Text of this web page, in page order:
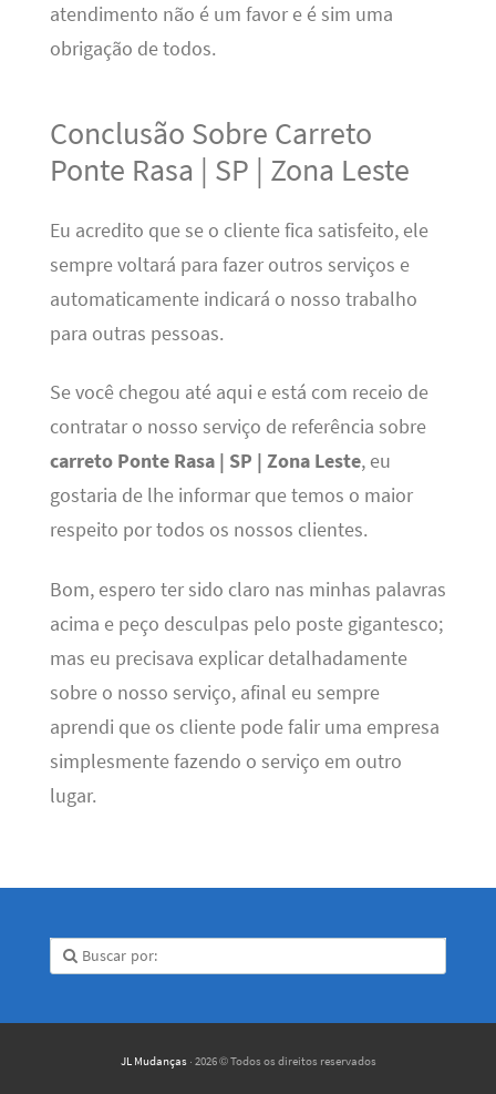
atendimento não é um favor e é sim uma
obrigação de todos.
Conclusão Sobre Carreto
Ponte Rasa | SP | Zona Leste
Eu acredito que se o cliente fica satisfeito, ele
sempre voltará para fazer outros serviços e
automaticamente indicará o nosso trabalho
para outras pessoas.
Se você chegou até aqui e está com receio de
contratar o nosso serviço de referência sobre
carreto Ponte Rasa | SP | Zona Leste, eu
gostaria de lhe informar que temos o maior
respeito por todos os nossos clientes.
Bom, espero ter sido claro nas minhas palavras
acima e peço desculpas pelo poste gigantesco;
mas eu precisava explicar detalhadamente
sobre o nosso serviço, afinal eu sempre
aprendi que os cliente pode falir uma empresa
simplesmente fazendo o serviço em outro
lugar.
JL Mudanças· 2026 © Todos os direitos reservados